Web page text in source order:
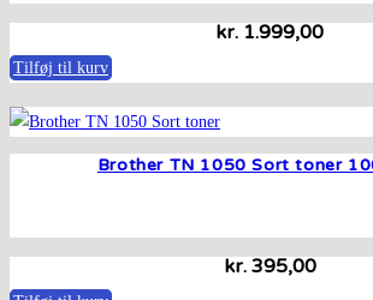
kr. 1.999,00
Tilføj til kurv
Brother TN 1050 Sort toner
kr.395,00